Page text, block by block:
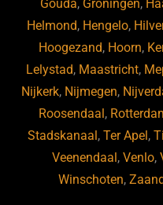
Gouda, Groningen,
Helmond, Hengelo,
Hoogezand, Hoorn,
Lelystad, Maastricht,
Nijkerk, Nijmegen,
Roosendaal,
Stadskanaal,Ter Apel,
Veenendaal,Venlo,
Winschoten,